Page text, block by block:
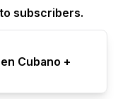
subscribers.
Cubano +